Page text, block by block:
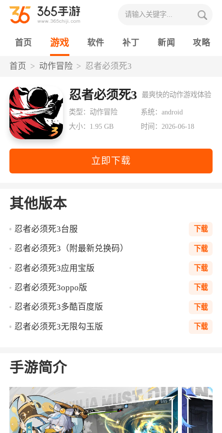
首页 游戏 软件 补丁 新闻 攻略
首页 动作冒险 忍者必须死3
忍者必须死3 最爽快的动作游戏体验
类型：动作冒险
系统：android
大小：1.95 GB
时间：2026-06-18
立即下载
其他版本
忍者必须死3台服 下载
忍者必须死3（附最新兑换码） 下载
忍者必须死3应用宝版 下载
忍者必须死3oppo版 下载
忍者必须死3多酷百度版 下载
忍者必须死3无限勾玉版 下载
手游简介